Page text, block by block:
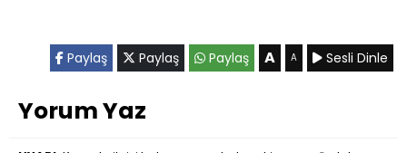
Paylaş Paylaş Paylaş A A Sesli Dinle
Yorum Yaz